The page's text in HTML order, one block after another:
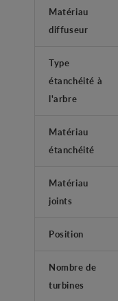
Matériau
diffuseur
Type
étanchéité à
l'arbre
Matériau
étanchéité
Matériau
joints
Position
Nombre de
turbines